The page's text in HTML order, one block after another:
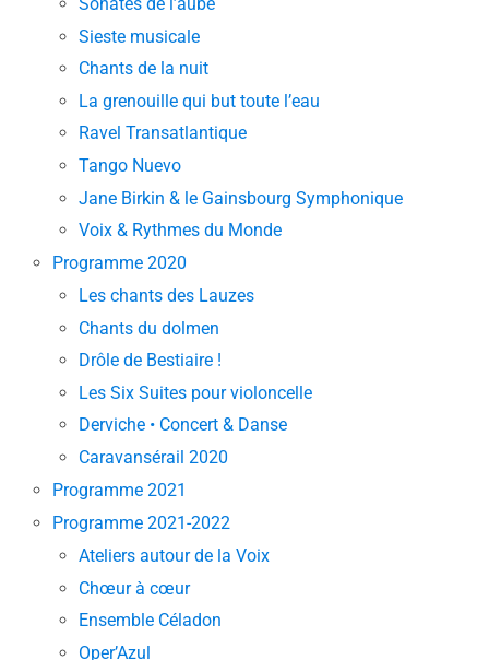
Sieste musicale
Chants de la nuit
La grenouille qui but toute l’eau
Ravel Transatlantique
Tango Nuevo
Jane Birkin & le Gainsbourg Symphonique
Voix & Rythmes du Monde
Programme 2020
Les chants des Lauzes
Chants du dolmen
Drôle de Bestiaire !
Les Six Suites pour violoncelle
Derviche • Concert & Danse
Caravansérail 2020
Programme 2021
Programme 2021-2022
Ateliers autour de la Voix
Chœur à cœur
Ensemble Céladon
Oper’Azul